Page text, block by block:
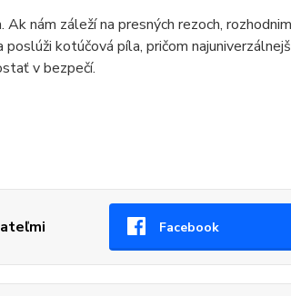
nám záleží na presných rezoch,
kotúčová píla, pričom
v bezpečí.
Facebook